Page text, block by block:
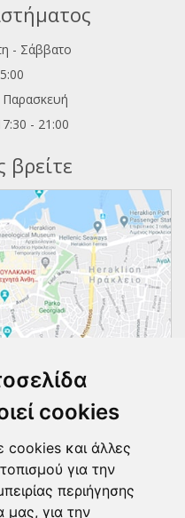
cookies
cookies και άλλες
για την
περιήγησης
μας, για την
- Σάββατο
Παρασκευή
- 21:00
βρείτε
μας